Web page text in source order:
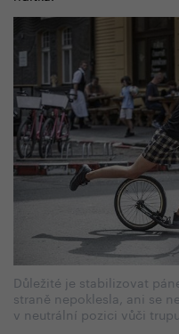
Důležité je stabilizovat
straně nepoklesla, ani se
v neutrální pozici vůči